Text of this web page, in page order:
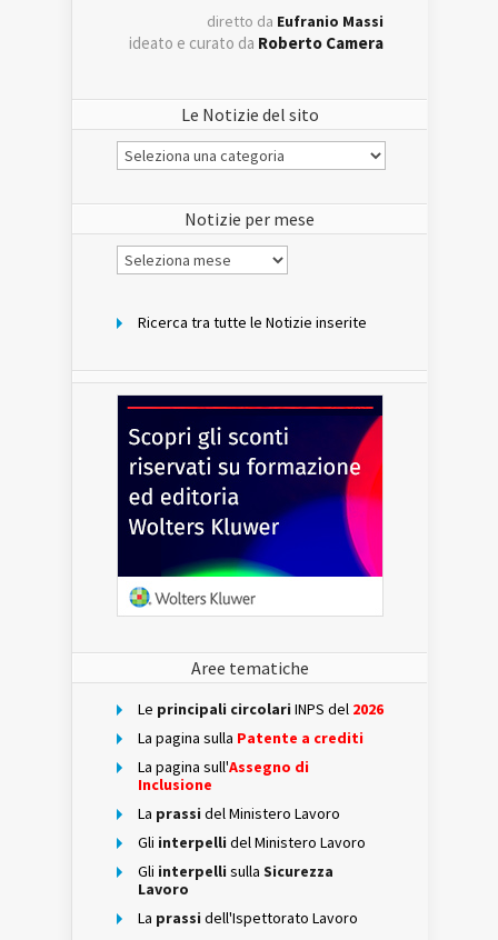
diretto da Eufranio Massi
ideato e curato da Roberto Camera
Le Notizie del sito
Le
Notizie
Notizie per mese
Notizie
per
Ricerca tra tutte le Notizie inserite
Aree tematiche
Le principali circolari INPS del 2026
La pagina sulla Patente a crediti
La pagina sull'Assegno di
Inclusione
La prassi del Ministero Lavoro
Gli interpelli del Ministero Lavoro
Gli interpelli sulla Sicurezza
Lavoro
La prassi dell'Ispettorato Lavoro